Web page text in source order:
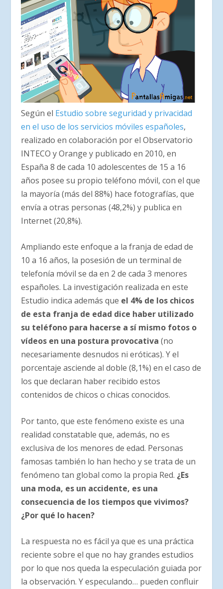
Según el Estudio sobre seguridad y privacidad
en el uso de los servicios móviles españoles,
realizado en colaboración por el Observatorio
INTECO y Orange y publicado en 2010, en
España 8 de cada 10 adolescentes de 15 a 16
años posee su propio teléfono móvil, con el que
la mayoría (más del 88%) hace fotografías, que
envía a otras personas (48,2%) y publica en
Internet (20,8%).
Ampliando este enfoque a la franja de edad de
10 a 16 años, la posesión de un terminal de
telefonía móvil se da en 2 de cada 3 menores
españoles. La investigación realizada en este
Estudio indica además que el 4% de los chicos
de esta franja de edad dice haber utilizado
su teléfono para hacerse a sí mismo fotos o
vídeos en una postura provocativa (no
necesariamente desnudos ni eróticas). Y el
porcentaje asciende al doble (8,1%) en el caso de
los que declaran haber recibido estos
contenidos de chicos o chicas conocidos.
Por tanto, que este fenómeno existe es una
realidad constatable que, además, no es
exclusiva de los menores de edad. Personas
famosas también lo han hecho y se trata de un
fenómeno tan global como la propia Red. ¿Es
una moda, es un accidente, es una
consecuencia de los tiempos que vivimos?
¿Por qué lo hacen?
La respuesta no es fácil ya que es una práctica
reciente sobre el que no hay grandes estudios
por lo que nos queda la especulación guiada por
la observación. Y especulando… pueden confluir